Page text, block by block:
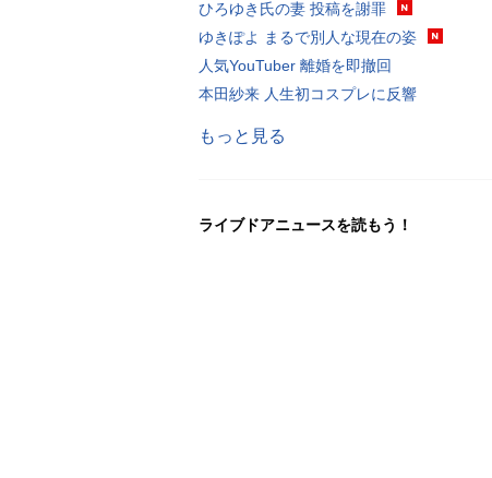
ひろゆき氏の妻 投稿を謝罪
ゆきぽよ まるで別人な現在の姿
人気YouTuber 離婚を即撤回
本田紗来 人生初コスプレに反響
もっと見る
ライブドアニュースを読もう！